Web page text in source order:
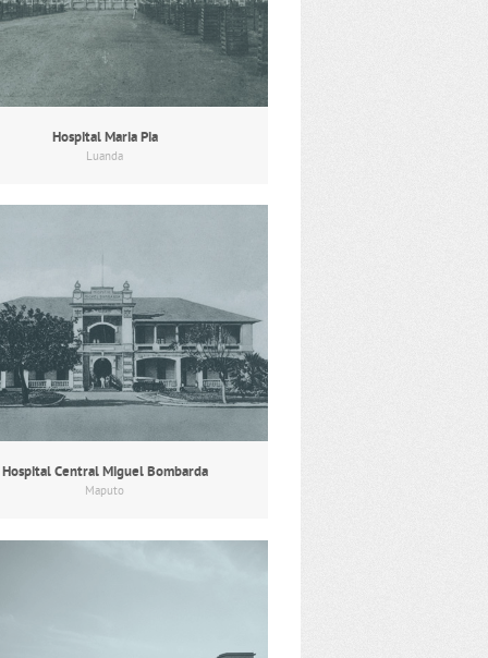
Hospital Maria Pia
Luanda
Hospital Central Miguel Bombarda
Maputo